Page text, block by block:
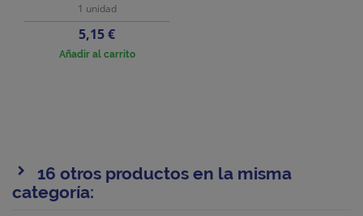
1 unidad
Precio
5,15 €
Añadir al carrito
16 otros productos en la misma
categoría: